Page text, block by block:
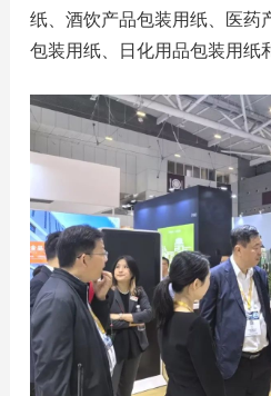
纸、酒饮产品包装用纸、医药
包装用纸、日化用品包装用纸